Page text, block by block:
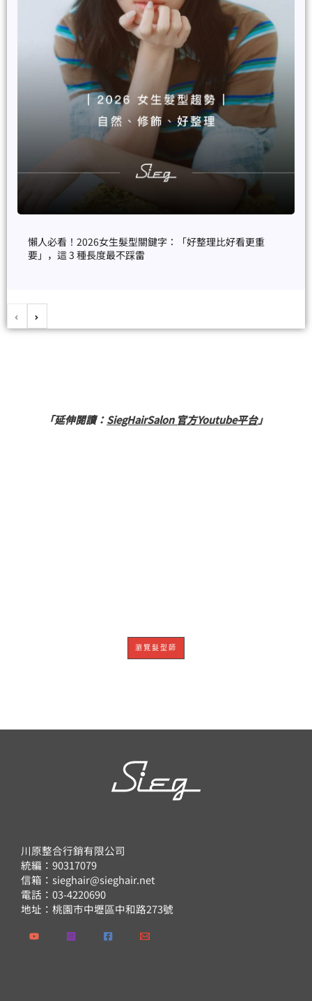
懶人必看！2026女生髮型關鍵字：「好整理比好看更重
要」，這 3 種長度最不踩雷
「延伸閱讀：SiegHairSalon 官方Youtube平台」
瀏覽髮型師
川原整合行銷有限公司
統編：90317079
信箱：sieghair@sieghair.net
電話：03-4220690
地址：桃園市中壢區中和路273號